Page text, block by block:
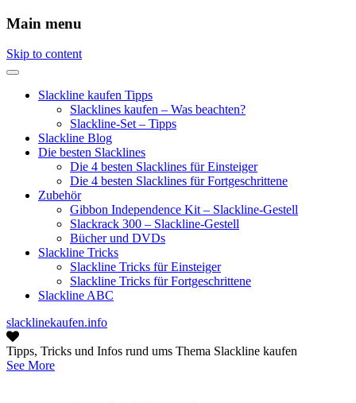
Main menu
Skip to content
Slackline kaufen Tipps
Slacklines kaufen – Was beachten?
Slackline-Set – Tipps
Slackline Blog
Die besten Slacklines
Die 4 besten Slacklines für Einsteiger
Die 4 besten Slacklines für Fortgeschrittene
Zubehör
Gibbon Independence Kit – Slackline-Gestell
Slackrack 300 – Slackline-Gestell
Bücher und DVDs
Slackline Tricks
Slackline Tricks für Einsteiger
Slackline Tricks für Fortgeschrittene
Slackline ABC
slacklinekaufen.info
Tipps, Tricks und Infos rund ums Thema Slackline kaufen
See More